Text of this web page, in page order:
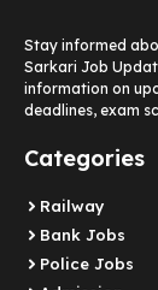
Stay informed
Sarkari Job
information on
deadlines, exam
Categories
Railway
Bank Jobs
Police Jobs